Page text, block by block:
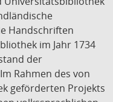
Handschriften
im Jahr 1734
der
Rahmen des von
geförderten Projekts